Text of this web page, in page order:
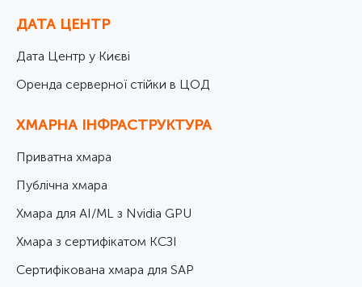
ДАТА ЦЕНТР
Дата Центр у Києві
Оренда серверної стійки в ЦОД
ХМАРНА ІНФРАСТРУКТУРА
Приватна хмара
Публічна хмара
Хмара для AI/ML з Nvidia GPU
Хмара з сертифікатом КСЗІ
Cертифікована хмара для SAP